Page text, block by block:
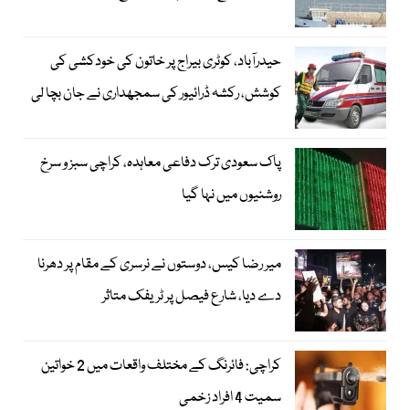
حیدرآباد، کوٹری بیراج پر خاتون کی خودکشی کی
کوشش، رکشہ ڈرائیور کی سمجھداری نے جان بچا لی
پاک سعودی ترک دفاعی معاہدہ، کراچی سبز و سرخ
روشنیوں میں نہا گیا
میر رضا کیس، دوستوں نے نرسری کے مقام پر دھرنا
دے دیا، شارع فیصل پر ٹریفک متاثر
کراچی: فائرنگ کے مختلف واقعات میں 2 خواتین
سمیت 4 افراد زخمی